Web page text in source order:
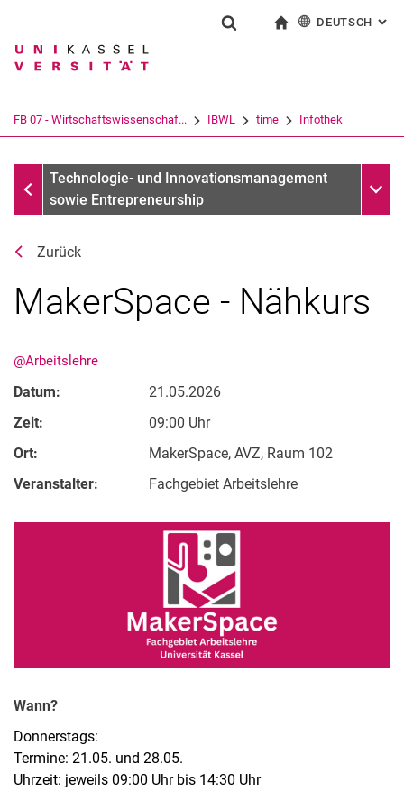
Springe direkt zu: Inhalt
Springe direkt zu: Suche
Springe direkt zu:
Suchbegriff
Suchen (öffnet externen Link in einem
DEUTSCH :
FB 07 - Wirtschaftswissenschaf... IBWL time Infothek
Infothek
Technologie- und Innovationsmanagement
sowie Entrepreneurship
Aktuelles
Stellenangebote
Kooperation
Zurück
MakerSpace - Nähkurs
@Arbeitslehre
Datum:
21.05.2026
Zeit:
09:00 Uhr
Ort:
MakerSpace, AVZ, Raum 102
Veranstalter:
Fachgebiet Arbeitslehre
Wann?
Donnerstags:
Termine: 21.05. und 28.05.
Uhrzeit: jeweils 09:00 Uhr bis 14:30 Uhr